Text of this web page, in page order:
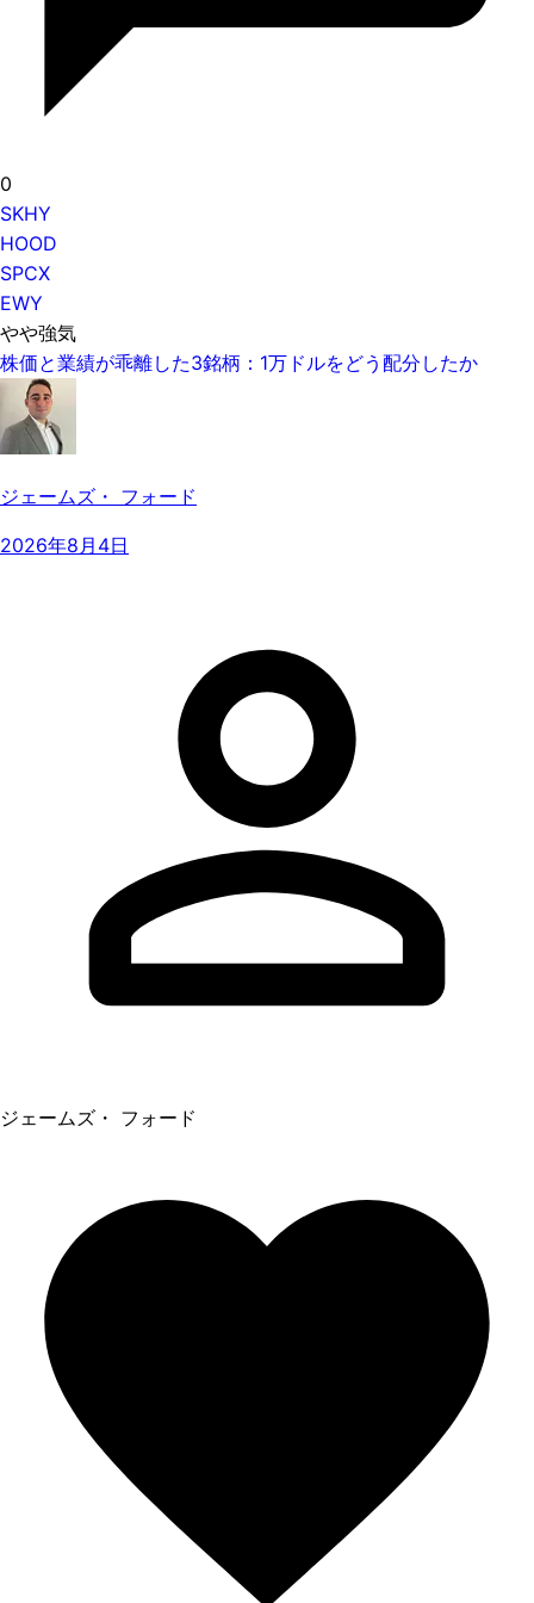
0
SKHY
HOOD
SPCX
EWY
やや強気
株価と業績が乖離した3銘柄：1万ドルをどう配分したか
ジェームズ・ フォード
2026年8月4日
ジェームズ・ フォード